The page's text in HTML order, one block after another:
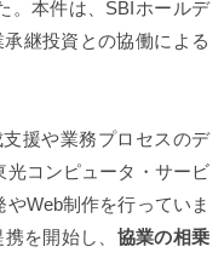
。本件は、SBIホールデ
継投資との協働による
援や業務プロセスのデ
光コンピュータ・サービ
Web制作を行っていま
を開始し、 協業の相乗